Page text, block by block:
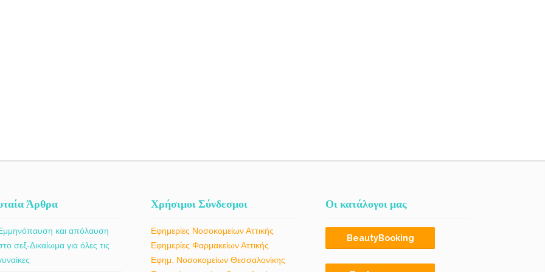
Άρθρα
και απόλαυση
σεξ-Δικαίωμα για όλες τις
Χρήσιμοι Σύνδεσμοι
Εφημερίες Νοσοκομείων Αττικής
Εφημερίες Φαρμακείων Αττικής
Εφημ. Νοσοκομείων Θεσσαλονίκης
Οι κατάλογοι μας
BeautyBooking